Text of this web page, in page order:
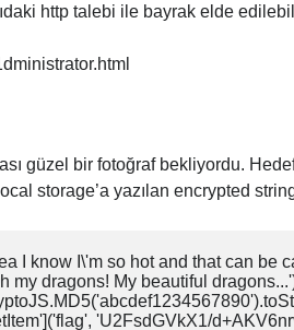
http talebi ile bayrak elde
güzel bir fotoğraf bekliyordu.
local storage’a yazılan encrypted
I know I\'m so hot and that can be
my dragons! My beautiful
'U2FsdGVkX1/